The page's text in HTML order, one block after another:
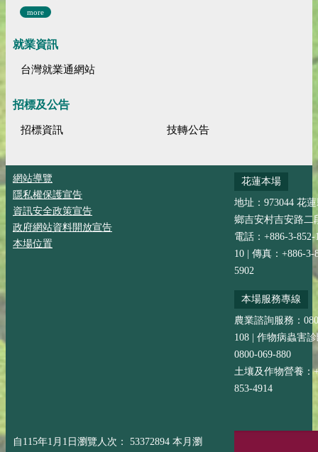
more
就業資訊
台灣就業通網站
招標及公告
招標資訊 技轉公告
網站導覽
隱私權保護宣告
資訊安全政策宣告
政府網站資料開放宣告
本場位置
花蓮本場
地址：973044 花
鄉吉安村吉安路二
電話：+886-3-852-
10 | 傳真：+886-3-
5902
本場服務專線
農業諮詢服務：
108 | 作物病蟲害
0800-069-880
土壤及作物營養：
853-4914
自115年1月1日瀏覽人次： 53372894 本月瀏